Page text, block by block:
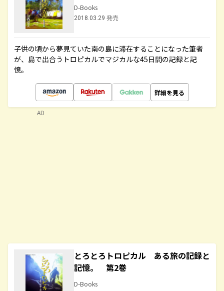
D-Books
2018.03.29 発売
子供の頃から夢見ていた南の島に滞在することになった筆者
が、島で出合うトロピカルでマジカルな45日間の記録と記
憶。
詳細を見る
とろとろトロピカル ある旅の記録と
記憶。 第2巻
D-Books
AD